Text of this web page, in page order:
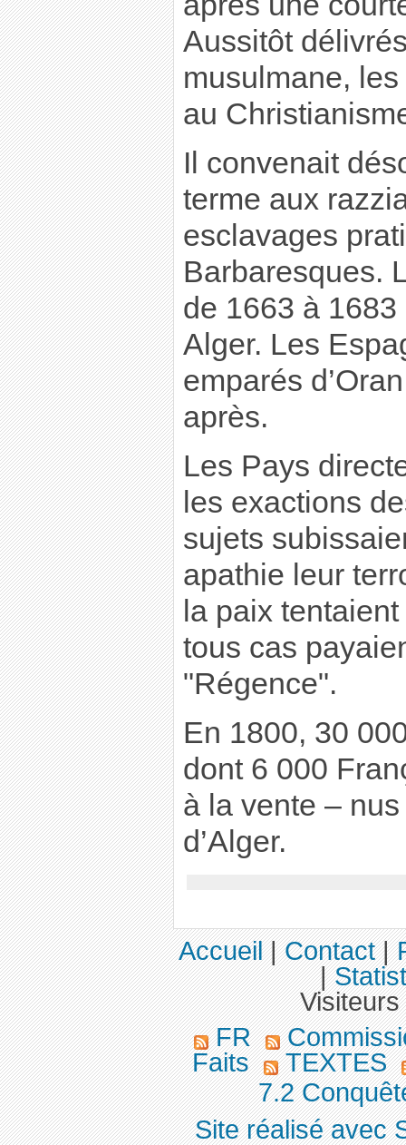
Aussitôt
musulmane,
au
Il convenait
terme aux
esclavages
Barbaresques.
de 1663 à
Alger. Les
emparés
après.
Les Pays
les exactions
sujets
apathie leur
la paix
tous cas
"Régence".
En 1800, 30
dont 6 000
à la vente –
d’Alger.
Accueil|Contact|
|
FR
Faits
TEXTES
7.2
Site réalisé avec